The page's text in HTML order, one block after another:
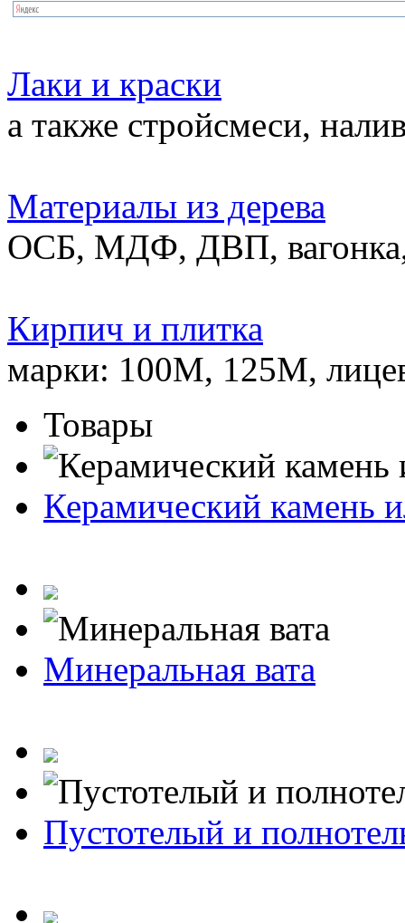
Лаки и краски
а также стройсмеси,
Материалы из дерева
ОСБ, МДФ, ДВП,
Кирпич и плитка
марки: 100М, 125М,
Товары
Керамический камень
Минеральная вата
Пустотелый и